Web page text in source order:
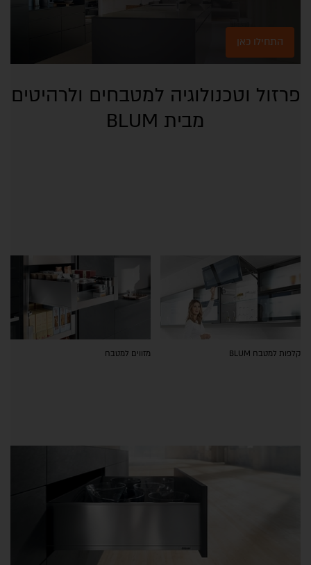
התחילו כאן
פרזול וטכנולוגיה למטבחים ולרהיטים
מבית BLUM
קלפות למטבח BLUM מזווים למטבח